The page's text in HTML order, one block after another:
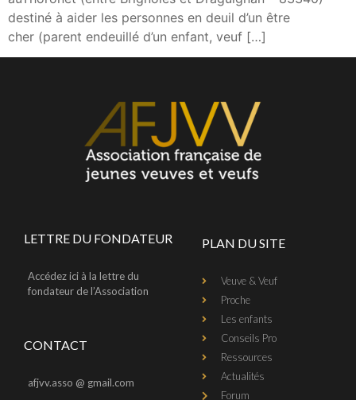
destiné à aider les personnes en deuil d’un être
cher (parent endeuillé d’un enfant, veuf […]
LETTRE DU FONDATEUR
Accédez ici à la lettre du
fondateur de l’Association
CONTACT
afjvv.asso @ gmail.com
PLAN DU SITE
Veuve & Veuf
Proche
Les enfants
Conseils Pro
Ressources
Actualités
Forum